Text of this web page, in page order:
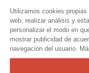
Utilizamos cookies
web, realizar análisis y
personalizar el modo en
mostrar publicidad de
navegación del usuario.